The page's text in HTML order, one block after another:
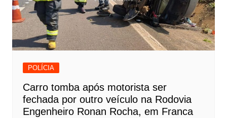
POLÍCIA
Carro tomba após motorista ser
fechada por outro veículo na Rodovia
Engenheiro Ronan Rocha, em Franca